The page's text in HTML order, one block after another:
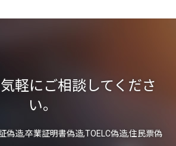
軽にご相談してくださ
い。
偽造,卒業証明書偽造,TOELC偽造,住民票偽